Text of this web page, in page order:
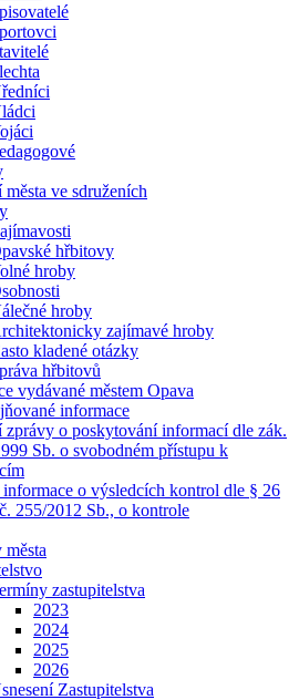
města ve sdruženích
hřbitovy
hroby
hroby
zajímavé hroby
kladené otázky
hřbitovů
vydávané městem Opava
informace
o poskytování informací dle zák.
Sb. o svobodném přístupu k
informace o výsledcích kontrol dle § 26
255/2012 Sb., o kontrole
města
zastupitelstva
2023
2024
2025
2026
Zastupitelstva